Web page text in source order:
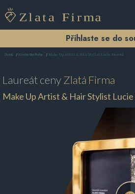
Přihlaste se do
Domů Kosmetika Praha Make Up Artist & Hair Stylist Lucie Rusová
Laureát cenyZlatá Firma
Make Up Artist & Hair Stylist Lucie